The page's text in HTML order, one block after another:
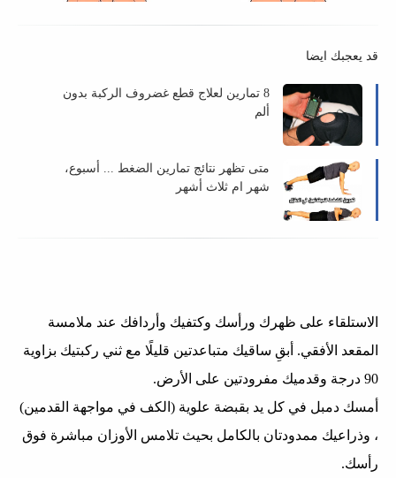
قد يعجبك ايضا
8 تمارين لعلاج قطع غضروف الركبة بدون
ألم
متى تظهر نتائج تمارين الضغط ... أسبوع،
شهر ام ثلاث أشهر
الاستلقاء على ظهرك ورأسك وكتفيك وأردافك عند ملامسة
المقعد الأفقي. أبقِ ساقيك متباعدتين قليلًا مع ثني ركبتيك بزاوية
90 درجة وقدميك مفرودتين على الأرض.
أمسك دمبل في كل يد بقبضة علوية (الكف في مواجهة القدمين)
، وذراعيك ممدودتان بالكامل بحيث تلامس الأوزان مباشرة فوق
رأسك.